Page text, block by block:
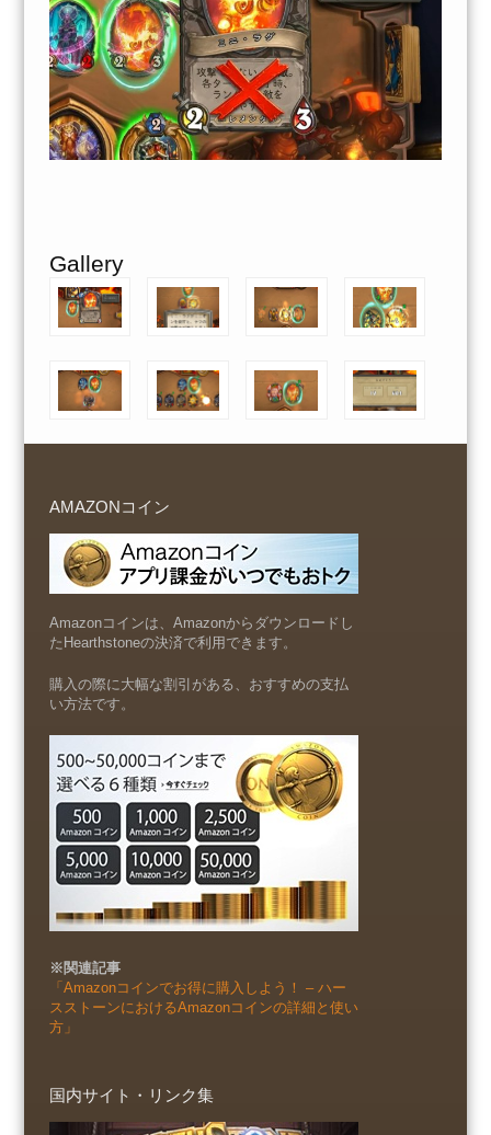
Gallery
AMAZONコイン
Amazonコインは、Amazonからダウンロードし
たHearthstoneの決済で利用できます。
購入の際に大幅な割引がある、おすすめの支払
い方法です。
※関連記事
「Amazonコインでお得に購入しよう！ – ハー
スストーンにおけるAmazonコインの詳細と使い
方」
国内サイト・リンク集